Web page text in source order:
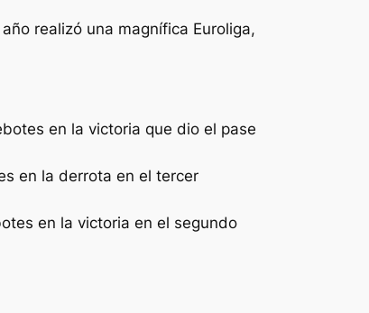
realizó una magnífica Euroliga,
en la victoria que dio el pase
en la derrota en el tercer
en la victoria en el segundo